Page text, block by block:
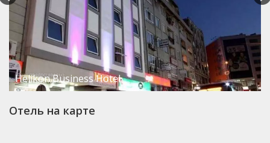
Helikon Business Hotel
Отель на карте